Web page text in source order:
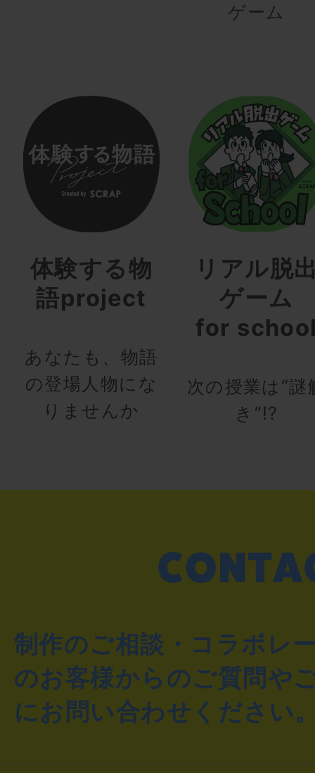
ゲーム
体験する物
語project
あなたも、物語
の登場人物にな
りませんか
リアル脱
ゲーム
for
次の授業は“謎
き”!?
制作のご相談・コラボレ
のお客様からのご質問や
にお問い合わせください